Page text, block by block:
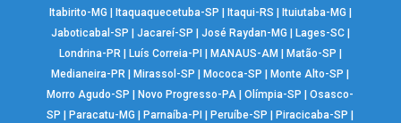
Itabirito-MG
Itaquaquecetuba-SP Itaqui-RS Ituiutaba-MG
Jaboticabal-SP
Jacareí-SP José Raydan-MG Lages-SC|
Londrina-PR| Luís Correia-PI MANAUS-AM Matão-SP
Medianeira-PR
Mirassol-SP Mococa-SP Monte Alto-SP
Morro Agudo-SP
Novo Progresso-PA |Olímpia-SP |Osasco-
SP
Paracatu-MG Parnaíba-PI Peruíbe-SP Piracicaba-SP